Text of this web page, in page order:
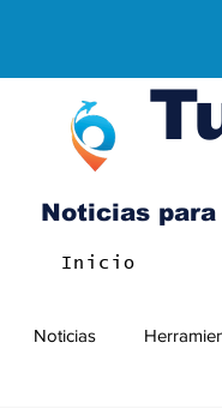
Noticias
Inicio
Noticias